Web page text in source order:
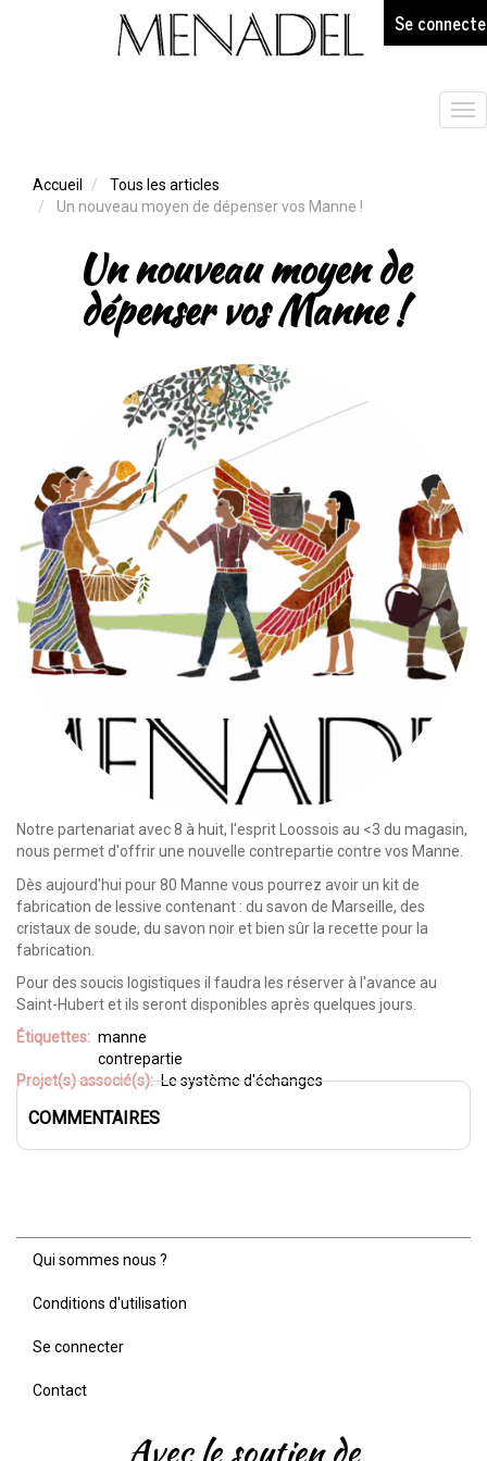
Se
Accueil
Tous les articles
Un nouveau moyen de dépenser vos Manne !
Un nouveau moyen de
dépenser vos Manne !
Notre partenariat avec 8 à huit, l'esprit Loossois au <3 du magasin,
nous permet d'offrir une nouvelle contrepartie contre vos Manne.
Dès aujourd'hui pour 80 Manne vous pourrez avoir un kit de
fabrication de lessive contenant : du savon de Marseille, des
cristaux de soude, du savon noir et bien sûr la recette pour la
fabrication.
Pour des soucis logistiques il faudra les réserver à l'avance au
Saint-Hubert et ils seront disponibles après quelques jours.
Étiquettes
manne
contrepartie
Projet(s) associé(s)
Le système d'échanges
COMMENTAIRES
Menu
de
page
Qui sommes nous ?
Conditions d'utilisation
Se connecter
Contact